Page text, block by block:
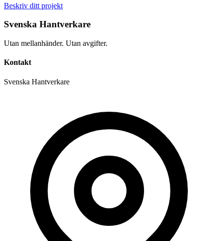
Beskriv ditt projekt
Svenska Hantverkare
Utan mellanhänder. Utan avgifter.
Kontakt
Svenska Hantverkare